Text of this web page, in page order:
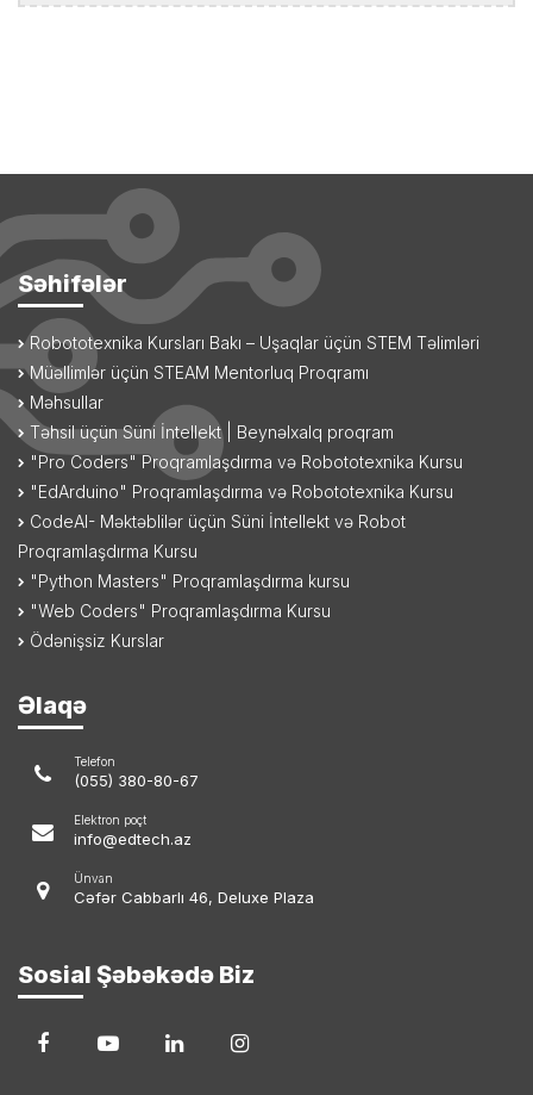
Səhifələr
Robototexnika Kursları Bakı – Uşaqlar üçün STEM Təlimləri
Müəllimlər üçün STEAM Mentorluq Proqramı
Məhsullar
Təhsil üçün Süni İntellekt | Beynəlxalq proqram
"Pro Coders" Proqramlaşdırma və Robototexnika Kursu
"EdArduino" Proqramlaşdırma və Robototexnika Kursu
CodeAI- Məktəblilər üçün Süni İntellekt və Robot
Proqramlaşdırma Kursu
"Python Masters" Proqramlaşdırma kursu
"Web Coders" Proqramlaşdırma Kursu
Ödənişsiz Kurslar
Əlaqə
Telefon
(055) 380-80-67
Elektron poçt
info@edtech.az
Ünvan
Cəfər Cabbarlı 46, Deluxe Plaza
Sosial Şəbəkədə Biz